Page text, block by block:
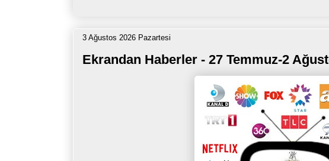
3 Ağustos 2026 Pazartesi
Ekrandan Haberler - 27 Temmuz-2